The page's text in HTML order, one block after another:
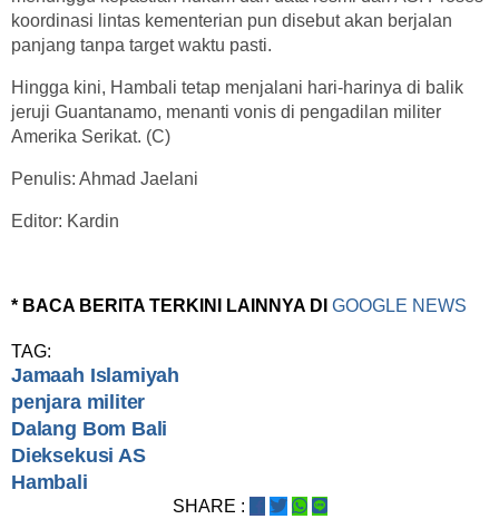
koordinasi lintas kementerian pun disebut akan berjalan
panjang tanpa target waktu pasti.
Hingga kini, Hambali tetap menjalani hari-harinya di balik
jeruji Guantanamo, menanti vonis di pengadilan militer
Amerika Serikat. (C)
Penulis: Ahmad Jaelani
Editor: Kardin
* BACA BERITA TERKINI LAINNYA DI GOOGLE NEWS
TAG:
Jamaah Islamiyah
penjara militer
Dalang Bom Bali
Dieksekusi AS
Hambali
SHARE :